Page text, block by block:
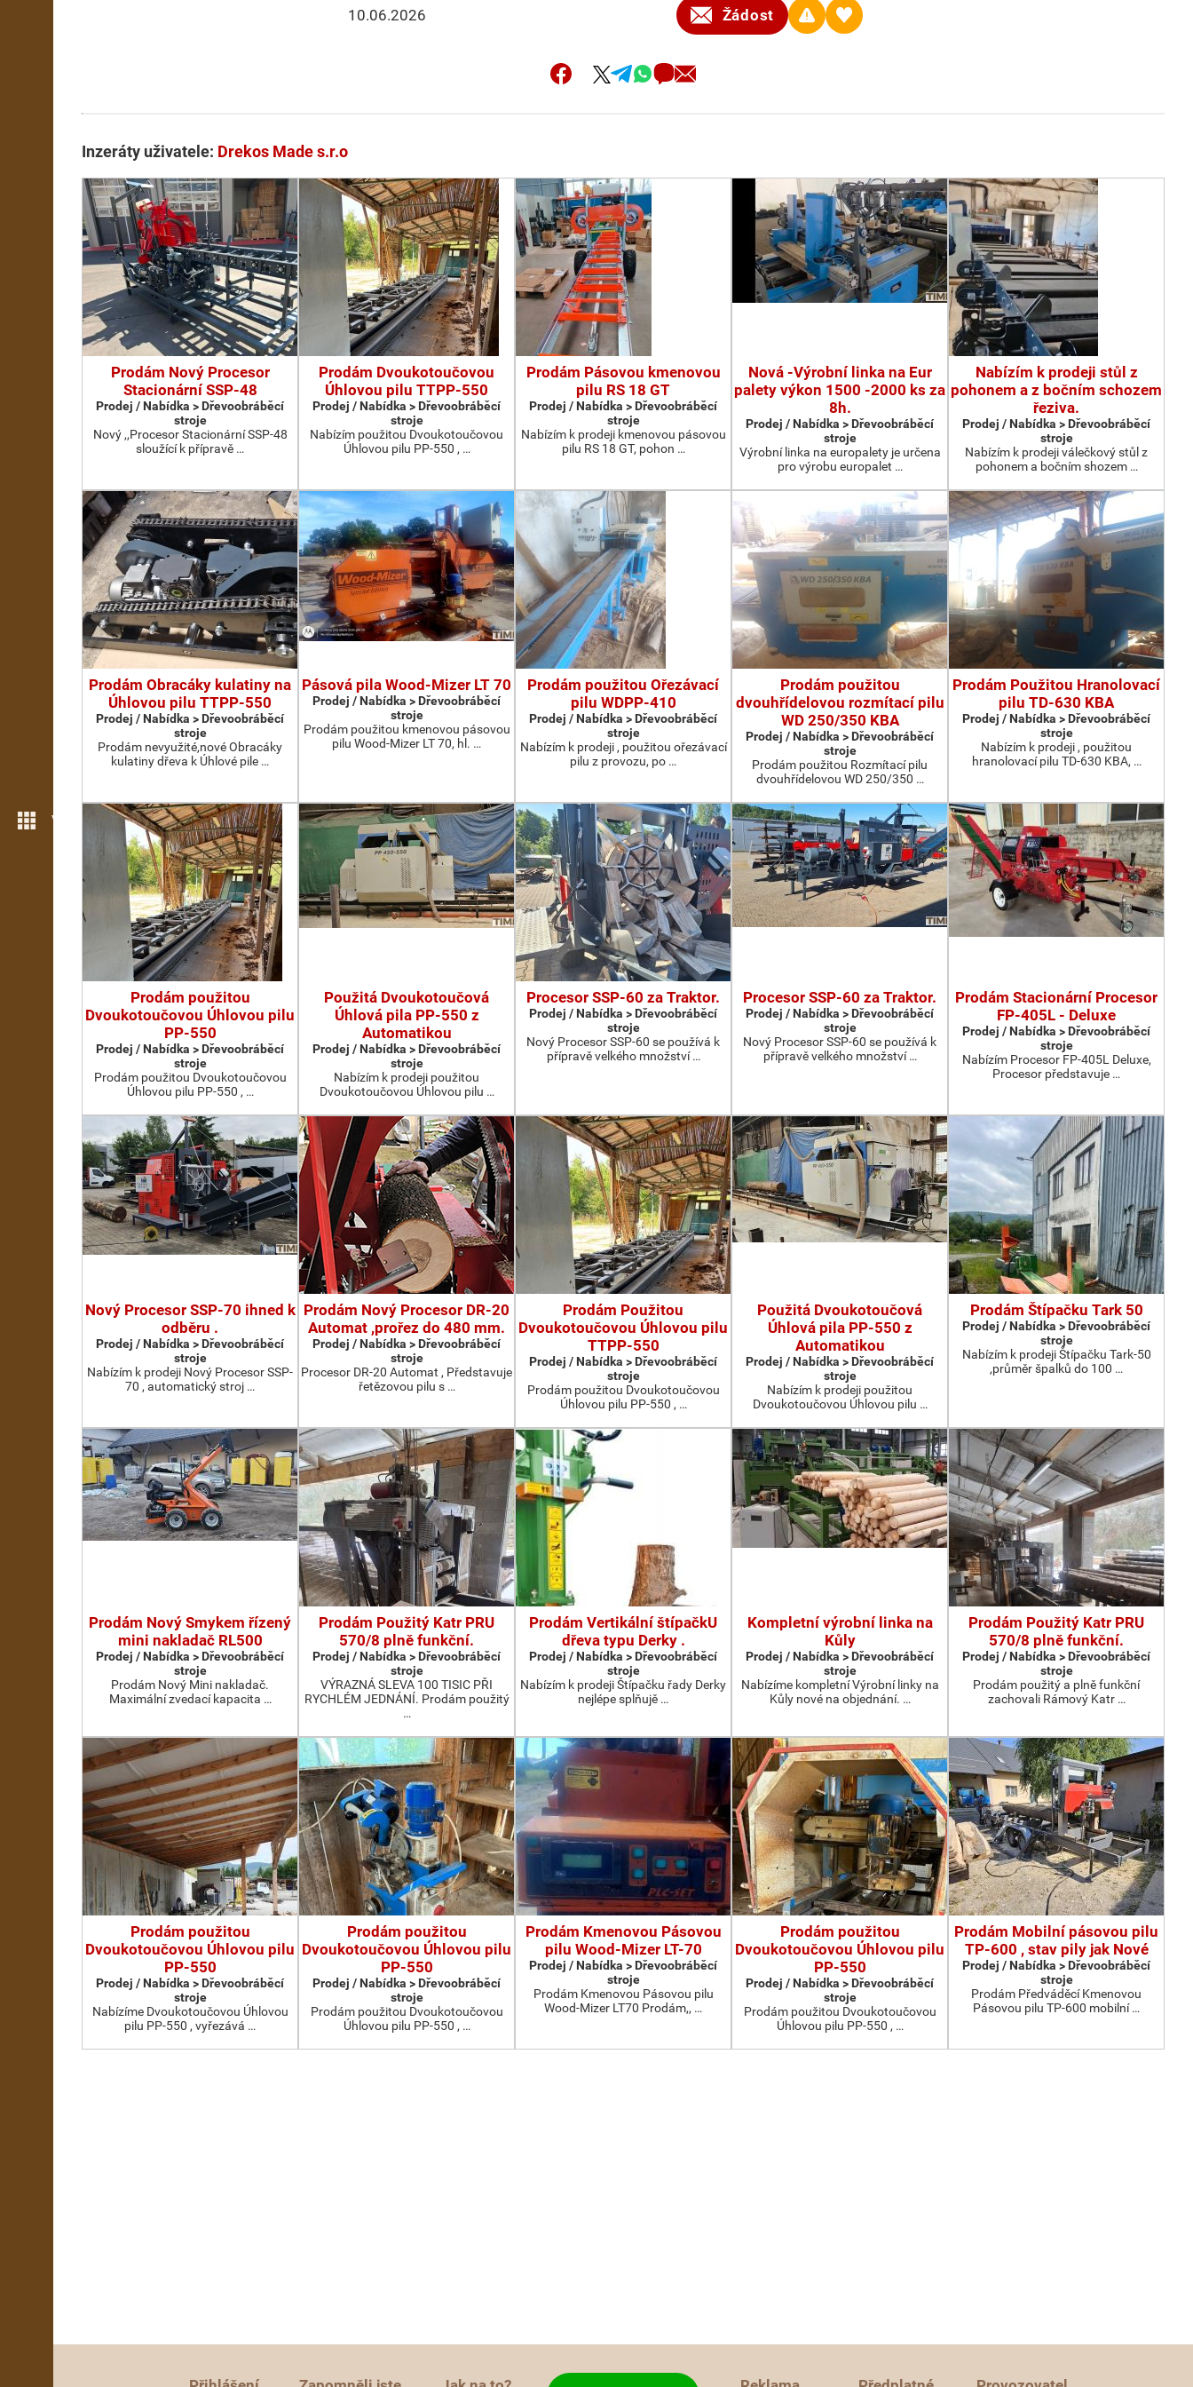
Více možností
10.06.2026 Žádost
Inzeráty uživatele: Drekos Made s.r.o
Prodám Nový Procesor
Stacionární SSP-48
Prodej / Nabídka > Dřevoobráběcí
stroje
Nový ,,Procesor Stacionární SSP-48
sloužící k přípravě …
Prodám Dvoukotoučovou
Úhlovou pilu TTPP-550
Prodej / Nabídka > Dřevoobráběcí
stroje
Nabízím použitou Dvoukotoučovou
Úhlovou pilu PP-550 , …
Prodám Pásovou kmenovou
pilu RS 18 GT
Prodej / Nabídka > Dřevoobráběcí
stroje
Nabízím k prodeji kmenovou pásovou
pilu RS 18 GT, pohon …
Nová -Výrobní linka na Eur
palety výkon 1500 -2000 ks za
8h.
Prodej / Nabídka > Dřevoobráběcí
stroje
Výrobní linka na europalety je určena
pro výrobu europalet …
Nabízím k prodeji stůl z
pohonem a z bočním schozem
řeziva.
Prodej / Nabídka > Dřevoobráběcí
stroje
Nabízím k prodeji válečkový stůl z
pohonem a bočním shozem …
Prodám Obracáky kulatiny na
Úhlovou pilu TTPP-550
Prodej / Nabídka > Dřevoobráběcí
stroje
Prodám nevyužité,nové Obracáky
kulatiny dřeva k Úhlové pile …
Pásová pila Wood-Mizer LT 70
Prodej / Nabídka > Dřevoobráběcí
stroje
Prodám použitou kmenovou pásovou
pilu Wood-Mizer LT 70, hl. …
Prodám použitou Ořezávací
pilu WDPP-410
Prodej / Nabídka > Dřevoobráběcí
stroje
Nabízím k prodeji , použitou ořezávací
pilu z provozu, po …
Prodám použitou
dvouhřídelovou rozmítací pilu
WD 250/350 KBA
Prodej / Nabídka > Dřevoobráběcí
stroje
Prodám použitou Rozmítací pilu
dvouhřídelovou WD 250/350 …
Prodám Použitou Hranolovací
pilu TD-630 KBA
Prodej / Nabídka > Dřevoobráběcí
stroje
Nabízím k prodeji , použitou
hranolovací pilu TD-630 KBA, …
Prodám použitou
Dvoukotoučovou Úhlovou pilu
PP-550
Prodej / Nabídka > Dřevoobráběcí
stroje
Prodám použitou Dvoukotoučovou
Úhlovou pilu PP-550 , …
Použitá Dvoukotoučová
Úhlová pila PP-550 z
Automatikou
Prodej / Nabídka > Dřevoobráběcí
stroje
Nabízím k prodeji použitou
Dvoukotoučovou Úhlovou pilu …
Procesor SSP-60 za Traktor.
Prodej / Nabídka > Dřevoobráběcí
stroje
Nový Procesor SSP-60 se používá k
přípravě velkého množství …
Procesor SSP-60 za Traktor.
Prodej / Nabídka > Dřevoobráběcí
stroje
Nový Procesor SSP-60 se používá k
přípravě velkého množství …
Prodám Stacionární Procesor
FP-405L - Deluxe
Prodej / Nabídka > Dřevoobráběcí
stroje
Nabízím Procesor FP-405L Deluxe,
Procesor představuje …
Nový Procesor SSP-70 ihned k
odběru .
Prodej / Nabídka > Dřevoobráběcí
stroje
Nabízím k prodeji Nový Procesor SSP-
70 , automatický stroj …
Prodám Nový Procesor DR-20
Automat ,prořez do 480 mm.
Prodej / Nabídka > Dřevoobráběcí
stroje
Procesor DR-20 Automat , Představuje
řetězovou pilu s …
Prodám Použitou
Dvoukotoučovou Úhlovou pilu
TTPP-550
Prodej / Nabídka > Dřevoobráběcí
stroje
Prodám použitou Dvoukotoučovou
Úhlovou pilu PP-550 , …
Použitá Dvoukotoučová
Úhlová pila PP-550 z
Automatikou
Prodej / Nabídka > Dřevoobráběcí
stroje
Nabízím k prodeji použitou
Dvoukotoučovou Úhlovou pilu …
Prodám Štípačku Tark 50
Prodej / Nabídka > Dřevoobráběcí
stroje
Nabízím k prodeji Štípačku Tark-50
,průměr špalků do 100 …
Prodám Nový Smykem řízený
mini nakladač RL500
Prodej / Nabídka > Dřevoobráběcí
stroje
Prodám Nový Mini nakladač.
Maximální zvedací kapacita …
Prodám Použitý Katr PRU
570/8 plně funkční.
Prodej / Nabídka > Dřevoobráběcí
stroje
VÝRAZNÁ SLEVA 100 TISIC PŘI
RYCHLÉM JEDNÁNÍ. Prodám použitý
…
Prodám Vertikální štípačkU
dřeva typu Derky .
Prodej / Nabídka > Dřevoobráběcí
stroje
Nabízím k prodeji Štípačku řady Derky
nejlépe splňujě …
Kompletní výrobní linka na
Kůly
Prodej / Nabídka > Dřevoobráběcí
stroje
Nabízíme kompletní Výrobní linky na
Kůly nové na objednání. …
Prodám Použitý Katr PRU
570/8 plně funkční.
Prodej / Nabídka > Dřevoobráběcí
stroje
Prodám použitý a plně funkční
zachovali Rámový Katr …
Prodám použitou
Dvoukotoučovou Úhlovou pilu
PP-550
Prodej / Nabídka > Dřevoobráběcí
stroje
Nabízíme Dvoukotoučovou Úhlovou
pilu PP-550 , vyřezává …
Prodám použitou
Dvoukotoučovou Úhlovou pilu
PP-550
Prodej / Nabídka > Dřevoobráběcí
stroje
Prodám použitou Dvoukotoučovou
Úhlovou pilu PP-550 , …
Prodám Kmenovou Pásovou
pilu Wood-Mizer LT-70
Prodej / Nabídka > Dřevoobráběcí
stroje
Prodám Kmenovou Pásovou pilu
Wood-Mizer LT70 Prodám,, …
Prodám použitou
Dvoukotoučovou Úhlovou pilu
PP-550
Prodej / Nabídka > Dřevoobráběcí
stroje
Prodám použitou Dvoukotoučovou
Úhlovou pilu PP-550 , …
Prodám Mobilní pásovou pilu
TP-600 , stav pily jak Nové
Prodej / Nabídka > Dřevoobráběcí
stroje
Prodám Předváděcí Kmenovou
Pásovou pilu TP-600 mobilní …